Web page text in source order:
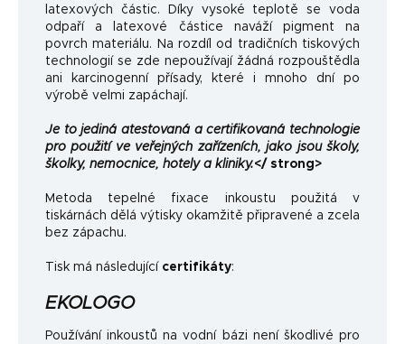
latexových částic. Díky vysoké teplotě se voda
odpaří a latexové částice naváží pigment na
povrch materiálu. Na rozdíl od tradičních tiskových
technologií se zde nepoužívají žádná rozpouštědla
ani karcinogenní přísady, které i mnoho dní po
výrobě velmi zapáchají.
Je to jediná atestovaná a certifikovaná technologie
pro použití ve veřejných zařízeních, jako jsou školy,
školky, nemocnice, hotely a kliniky.</ strong>
Metoda tepelné fixace inkoustu použitá v
tiskárnách dělá výtisky okamžitě připravené a zcela
bez zápachu.
Tisk má následující certifikáty:
EKOLOGO
Používání inkoustů na vodní bázi není škodlivé pro